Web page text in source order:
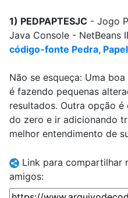
1) PEDPAPTESJC - Jogo
Java Console - NetBeans
código-fonte Pedra,
Não se esqueça: Uma
é fazendo pequenas
resultados. Outra opção
do zero e ir adicionando
melhor entendimento de
Link para compartilhar
amigos: